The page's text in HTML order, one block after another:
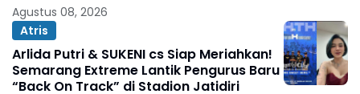
Agustus 08, 2026
Atris
Arlida Putri & SUKENI cs Siap Meriahkan!
Semarang Extreme Lantik Pengurus Baru
“Back On Track” di Stadion Jatidiri